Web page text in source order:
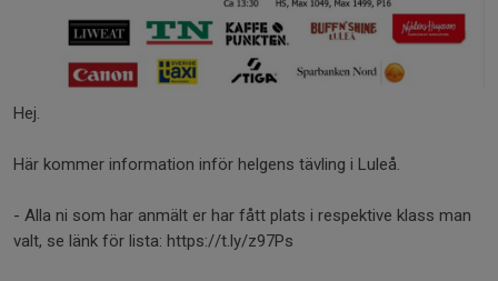
Hej.
Här kommer information inför helgens tävling i Luleå.
- Alla ni som har anmält er har fått plats i respektive klass man
valt, se länk för lista: https://t.ly/z97Ps